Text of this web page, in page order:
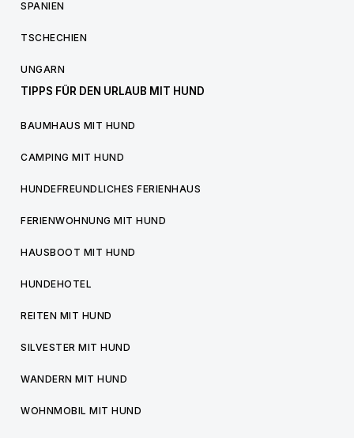
SPANIEN
TSCHECHIEN
UNGARN
TIPPS FÜR DEN URLAUB MIT HUND
BAUMHAUS MIT HUND
CAMPING MIT HUND
HUNDEFREUNDLICHES FERIENHAUS
FERIENWOHNUNG MIT HUND
HAUSBOOT MIT HUND
HUNDEHOTEL
REITEN MIT HUND
SILVESTER MIT HUND
WANDERN MIT HUND
WOHNMOBIL MIT HUND